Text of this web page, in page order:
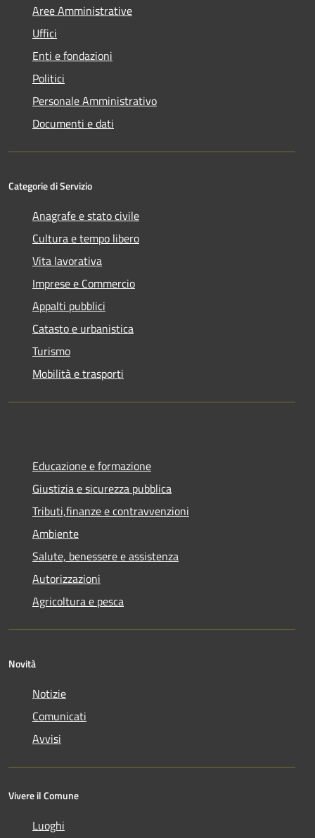
Aree Amministrative
Uffici
Enti e fondazioni
Politici
Personale Amministrativo
Documenti e dati
Categorie di Servizio
Anagrafe e stato civile
Cultura e tempo libero
Vita lavorativa
Imprese e Commercio
Appalti pubblici
Catasto e urbanistica
Turismo
Mobilità e trasporti
Educazione e formazione
Giustizia e sicurezza pubblica
Tributi,finanze e contravvenzioni
Ambiente
Salute, benessere e assistenza
Autorizzazioni
Agricoltura e pesca
Novità
Notizie
Comunicati
Avvisi
Vivere il Comune
Luoghi